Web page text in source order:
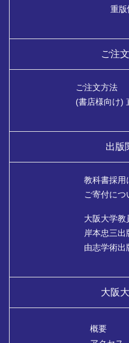
重版
ご注
ご注文方法
(書店様向け)
出版
教科書採用
ご寄付につ
大阪大学教
岸本忠三出
由志学術出
大阪
概要